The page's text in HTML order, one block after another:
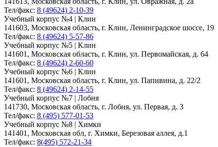
Тел/факс: 8 (49624) 2-10-39
Учебный корпус №4 | Клин
141603, Московская область, г. Клин, Ленинградское шоссе, 19
Тел/факс: 8 (49624) 5-57-86
Учебный корпус №5 | Клин
141601, Московская область, г. Клин, ул. Первомайская, д. 64
Тел/факс: 8 (49624) 2-60-60
Учебный корпус №6 | Клин
141601, Московская область, г. Клин, ул. Папивина, д. 22/2
Тел/факс: 8 (49624) 2-14-55
Учебный корпус №7 | Лобня
141730, Московская область, г. Лобня, ул. Первая, д. 3
Тел/факс: 8 (495) 577-01-53
Учебный корпус №8 | Химки
141401, Московская обл, г. Химки, Березовая аллея, д.1
Тел/факс: 8(495) 572-21-34